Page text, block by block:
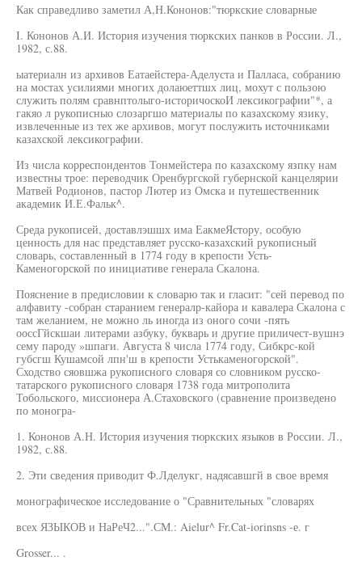
Как справедливо заметил А,Н.Кононов:"тюркские словарные
I. Кононов А.И. История изучения тюркских панков в России. Л.,
1982, с.88.
ыатериалн из архивов Еатаейстера-Аделуста и Палласа, собранию
на мостах усилиями многих долаюеттшх лиц, мохут с пользою
служить полям сравнптолыго-историчоскоИ лексикографии"*, а
гакяо л рукописныо слозаргшо материалы по казахскому язику,
извлеченные из тех же архивов, могут послужить источниками
казахской лексикографии.
Из числа корреспондентов Тонмейстера по казахскому язпку нам
известны трое: переводчик Оренбургской губернской канцелярии
Матвей Родионов, пастор Лютер из Омска и путешественник
академик И.Е.Фальк^.
Среда рукописей, доставлэшшх има ЕакмеЯстору, особую
ценность для нас представляет русско-казахский рукописный
словарь, составленный в 1774 году в крепости Усть-
Каменогорской по инициативе генерала Скалона.
Пояснение в предисловии к словарю так и гласит: "сей перевод по
алфавиту -собран старанием генералр-кайора и кавалера Скалона с
там желанием, не можно ль иногда из оного сочи -пять
ооссГйскшаи литерами азбуку, букварь и другие приличест-вушнэ
сему пароду »шпаги. Августа 8 числа 1774 году, Сибкрс-кой
губсгш Кушамсой лпн'ш в крепости Устькаменогорской".
Сходство сяовшжа рукописного словаря со словником русско-
татарского рукописного словаря 1738 года митрополита
Тобольского, миссионера А.Стаховского (сравнение произведено
по моногра-
1. Кононов А.Н. История изучения тюркских языков в России. Л.,
1982, с.88.
2. Эти сведения приводит Ф.Лделукг, надясавшгй в свое время
монографическое исследование о "Сравнительных "словарях
всех ЯЗЫКОВ и НаРеЧ2...".СМ.: Aielur^ Fr.Cat-iorinsns -е. г
Grosser... .